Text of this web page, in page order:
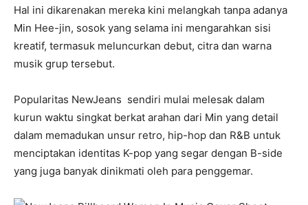
Hal ini dikarenakan mereka kini melangkah tanpa adanya
Min Hee-jin, sosok yang selama ini mengarahkan sisi
kreatif, termasuk meluncurkan debut, citra dan warna
musik grup tersebut.
Popularitas NewJeans sendiri mulai melesak dalam
kurun waktu singkat berkat arahan dari Min yang detail
dalam memadukan unsur retro, hip-hop dan R&B untuk
menciptakan identitas K-pop yang segar dengan B-side
yang juga banyak dinikmati oleh para penggemar.